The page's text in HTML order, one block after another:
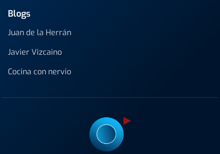
Blogs
Juan de la Herrán
Javier Vizcaino
Cocina con nervio